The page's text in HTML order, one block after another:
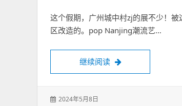
这个假期，广州城中村zj的展不少！
区改造的。pop Nanjing潮流艺…
继续阅读 广州飞机网zj潮流艺
发
2024年5月8日